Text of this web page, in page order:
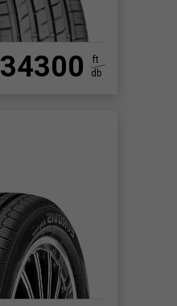
34300
ft
db